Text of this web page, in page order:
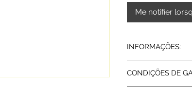
Me notifier
INFORMAÇÕES:
Dimensões:
25x15 mm | Peso
CONDIÇÕES DE